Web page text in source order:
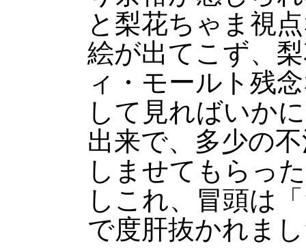
と梨花ちゃま視
絵が出てこず、
ィ・モールト残
して見ればいか
出来で、多少の
しませてもらっ
しこれ、冒頭は
で度肝抜かれま